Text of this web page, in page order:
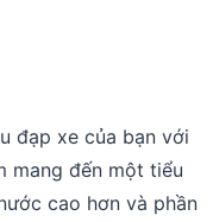
đạp xe của bạn với
mang đến một tiểu
cao hơn và phần